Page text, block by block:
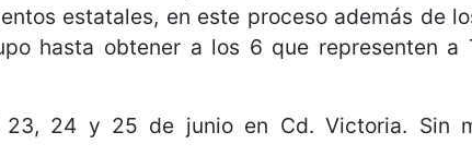
estatales, en este proceso además de
hasta obtener a los 6 que representen a
24 y 25 de junio en Cd. Victoria. Sin